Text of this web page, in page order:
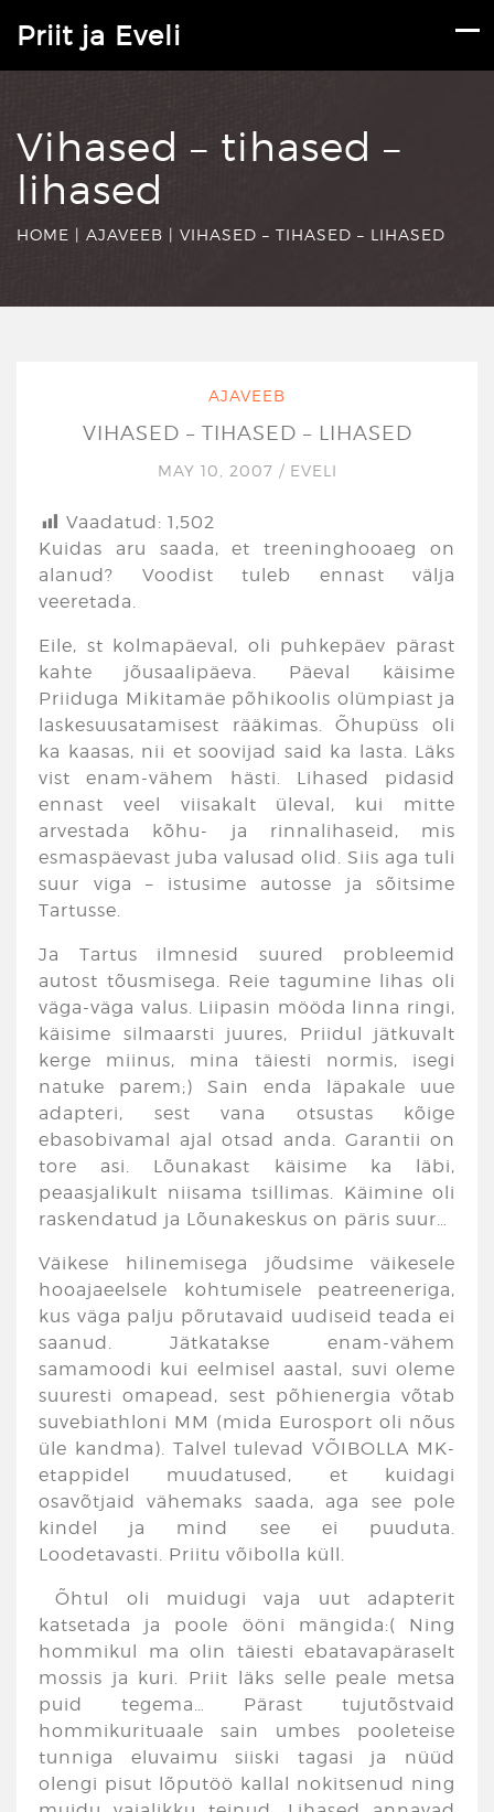
Priit ja Eveli
Vihased – tihased –
lihased
HOME | AJAVEEB | VIHASED – TIHASED – LIHASED
AJAVEEB
VIHASED – TIHASED – LIHASED
MAY 10, 2007 / EVELI
Vaadatud: 1,502
Kuidas aru saada, et treeninghooaeg on
alanud? Voodist tuleb ennast välja
veeretada.
Eile, st kolmapäeval, oli puhkepäev pärast
kahte jõusaalipäeva. Päeval käisime
Priiduga Mikitamäe põhikoolis olümpiast ja
laskesuusatamisest rääkimas. Õhupüss oli
ka kaasas, nii et soovijad said ka lasta. Läks
vist enam-vähem hästi. Lihased pidasid
ennast veel viisakalt üleval, kui mitte
arvestada kõhu- ja rinnalihaseid, mis
esmaspäevast juba valusad olid. Siis aga tuli
suur viga – istusime autosse ja sõitsime
Tartusse.
Ja Tartus ilmnesid suured probleemid
autost tõusmisega. Reie tagumine lihas oli
väga-väga valus. Liipasin mööda linna ringi,
käisime silmaarsti juures, Priidul jätkuvalt
kerge miinus, mina täiesti normis, isegi
natuke parem;) Sain enda läpakale uue
adapteri, sest vana otsustas kõige
ebasobivamal ajal otsad anda. Garantii on
tore asi. Lõunakast käisime ka läbi,
peaasjalikult niisama tsillimas. Käimine oli
raskendatud ja Lõunakeskus on päris suur…
Väikese hilinemisega jõudsime väikesele
hooajaeelsele kohtumisele peatreeneriga,
kus väga palju põrutavaid uudiseid teada ei
saanud. Jätkatakse enam-vähem
samamoodi kui eelmisel aastal, suvi oleme
suuresti omapead, sest põhienergia võtab
suvebiathloni MM (mida Eurosport oli nõus
üle kandma). Talvel tulevad VÕIBOLLA MK-
etappidel muudatused, et kuidagi
osavõtjaid vähemaks saada, aga see pole
kindel ja mind see ei puuduta.
Loodetavasti. Priitu võibolla küll.
Õhtul oli muidugi vaja uut adapterit
katsetada ja poole ööni mängida:( Ning
hommikul ma olin täiesti ebatavapäraselt
mossis ja kuri. Priit läks selle peale metsa
puid tegema… Pärast tujutõstvaid
hommikurituaale sain umbes pooleteise
tunniga eluvaimu siiski tagasi ja nüüd
olengi pisut lõputöö kallal nokitsenud ning